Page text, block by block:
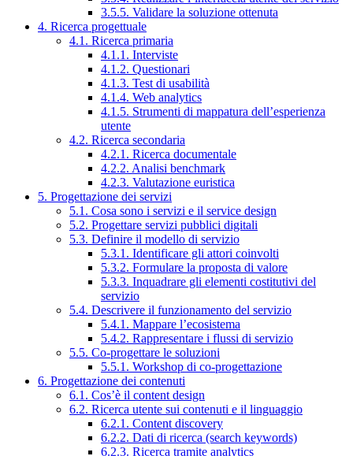
3.5.5. Validare la soluzione ottenuta
4. Ricerca progettuale
4.1. Ricerca primaria
4.1.1. Interviste
4.1.2. Questionari
4.1.3. Test di usabilità
4.1.4. Web analytics
4.1.5. Strumenti di mappatura dell’esperienza
utente
4.2. Ricerca secondaria
4.2.1. Ricerca documentale
4.2.2. Analisi benchmark
4.2.3. Valutazione euristica
5. Progettazione dei servizi
5.1. Cosa sono i servizi e il service design
5.2. Progettare servizi pubblici digitali
5.3. Definire il modello di servizio
5.3.1. Identificare gli attori coinvolti
5.3.2. Formulare la proposta di valore
5.3.3. Inquadrare gli elementi costitutivi del
servizio
5.4. Descrivere il funzionamento del servizio
5.4.1. Mappare l’ecosistema
5.4.2. Rappresentare i flussi di servizio
5.5. Co-progettare le soluzioni
5.5.1. Workshop di co-progettazione
6. Progettazione dei contenuti
6.1. Cos’è il content design
6.2. Ricerca utente sui contenuti e il linguaggio
6.2.1. Content discovery
6.2.2. Dati di ricerca (search keywords)
6.2.3. Ricerca tramite analytics